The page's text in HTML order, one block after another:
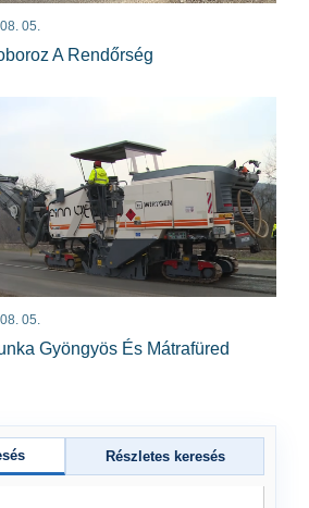
05.
A Rendőrség
05.
Gyöngyös És Mátrafüred
Részletes keresés